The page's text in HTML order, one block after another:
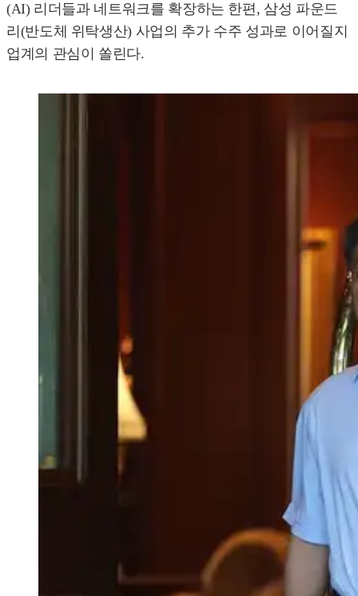
(AI) 리더들과 네트워크를 확장하는 한편, 삼성 파운드
리(반도체 위탁생산) 사업의 추가 수주 성과로 이어질지
업계의 관심이 쏠린다.